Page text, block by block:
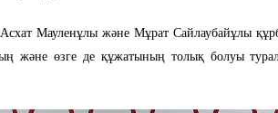
Асхат Мауленұлы және Мұрат Сайлаубайұлы
және өзге де құжатының толық болуы